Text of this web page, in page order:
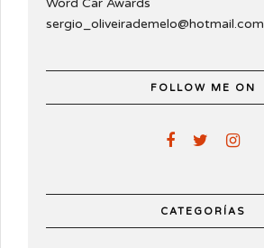
sergio_oliveirademelo@hotmail.com
FOLLOW ME ON
CATEGORÍAS